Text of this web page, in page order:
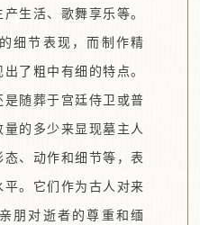
生活、歌舞享乐等。
细节表现，而制作精
了粗中有细的特点。
随葬于宫廷侍卫或普
的多少来显现墓主人
、动作和细节等，表
。它们作为古人对来
朋对逝者的尊重和缅